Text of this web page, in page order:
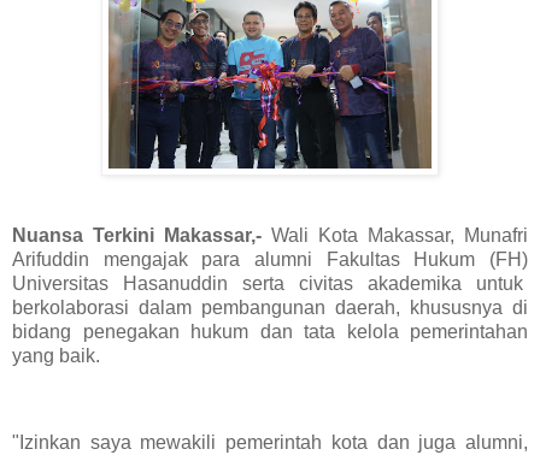
Nuansa Terkini Makassar,- Wali Kota Makassar, Munafri
Arifuddin mengajak para alumni Fakultas Hukum (FH)
Universitas Hasanuddin serta civitas akademika untuk
berkolaborasi dalam pembangunan daerah, khususnya di
bidang penegakan hukum dan tata kelola pemerintahan
yang baik.
"Izinkan saya mewakili pemerintah kota dan juga alumni,